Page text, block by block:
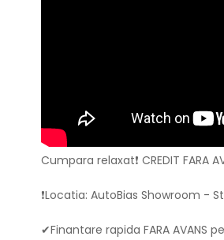
Cumpara relaxat❗ CREDIT FARA
❗Locatia: AutoBias Showroom -
✔Finantare rapida FARA AVANS